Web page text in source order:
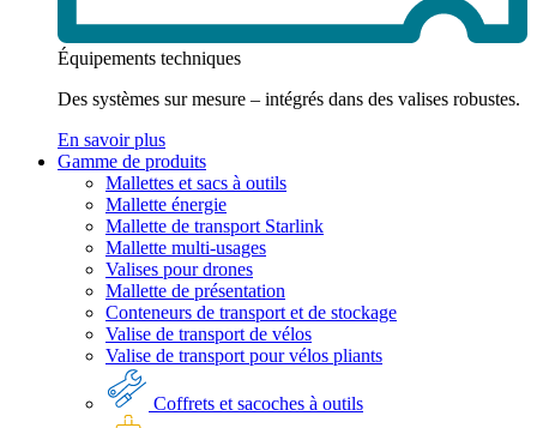
Équipements techniques
Des systèmes sur mesure – intégrés dans des valises robustes.
En savoir plus
Gamme de produits
Mallettes et sacs à outils
Mallette énergie
Mallette de transport Starlink
Mallette multi-usages
Valises pour drones
Mallette de présentation
Conteneurs de transport et de stockage
Valise de transport de vélos
Valise de transport pour vélos pliants
Coffrets et sacoches à outils